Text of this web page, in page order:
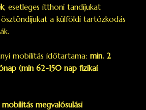
, esetleges itthoni tandíjukat
ösztöndíjukat a külföldi tartózkodás
mobilitás időtartama: min. 2
(min 62-150 nap fizikai
megvalósulási